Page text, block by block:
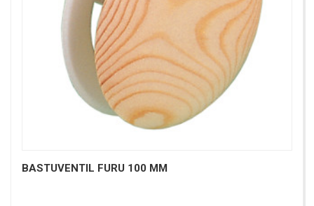
BASTUVENTIL FURU 100 MM